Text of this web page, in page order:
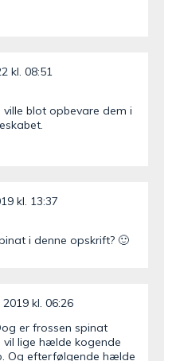
kl. 08:51
blot opbevare dem i
kl. 13:37
i denne opskrift? 🙂
kl. 06:26
er frossen spinat
lige hælde kogende
Og efterfølgende hælde